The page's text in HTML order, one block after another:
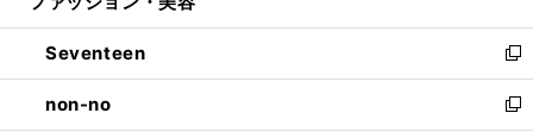
開
く
ウ
で
開
く
ン
ド
ウ
で
開
Seventeen
新
し
い
ウ
non-no
新